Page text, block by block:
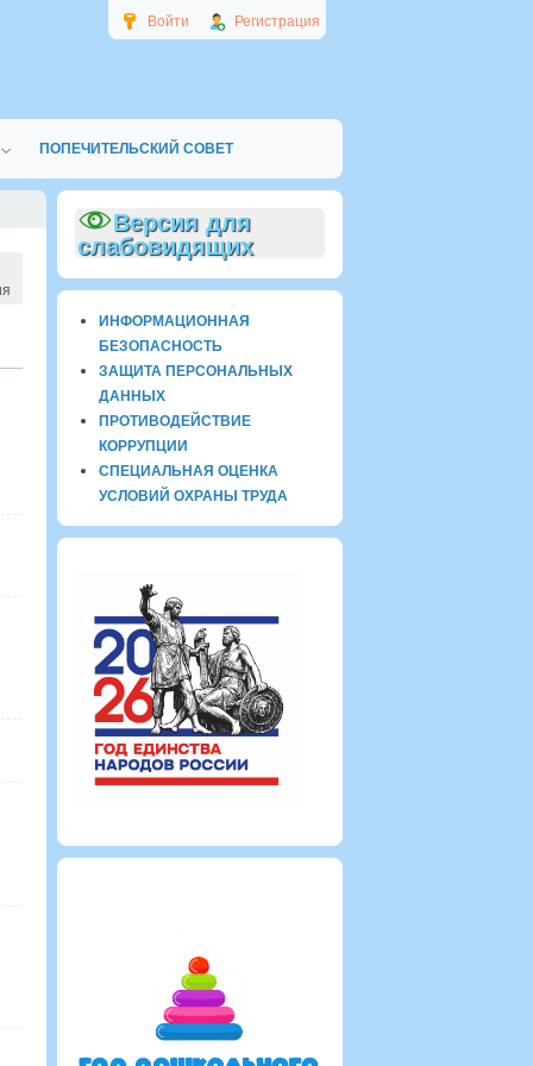
Войти Регистрация
ПОПЕЧИТЕЛЬСКИЙ СОВЕТ
Версия для
слабовидящих
ИНФОРМАЦИОННАЯ
БЕЗОПАСНОСТЬ
ЗАЩИТА ПЕРСОНАЛЬНЫХ
ДАННЫХ
ПРОТИВОДЕЙСТВИЕ
КОРРУПЦИИ
СПЕЦИАЛЬНАЯ ОЦЕНКА
УСЛОВИЙ ОХРАНЫ ТРУДА